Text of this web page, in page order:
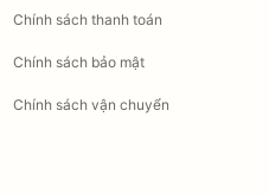
Chính sách thanh toán
Chính sách bảo mật
Chính sách vận chuyển